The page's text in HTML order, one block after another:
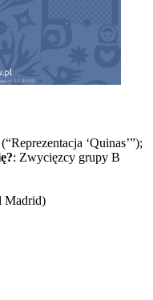
‘Quinas’”);
: Zwycięzcy grupy B
Madrid)